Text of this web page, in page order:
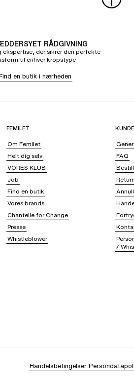
RÅDGIVNING
ekspertise, der sikrer den perfekte
til enhver kropstype
en butik i nærheden
FEMILET
Om Femilet
Helt dig selv
VORES KLUB
Job
Find en butik
Vores brands
Chantelle for Change
Presse
Whistleblower
FAQ
/
Handelsbetingelser